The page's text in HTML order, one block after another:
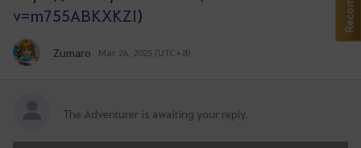
v=m755ABKXKZI)
Zumaro Mar 26, 2025 (UTC+8)
v
The Adventurer is awaiting your reply.